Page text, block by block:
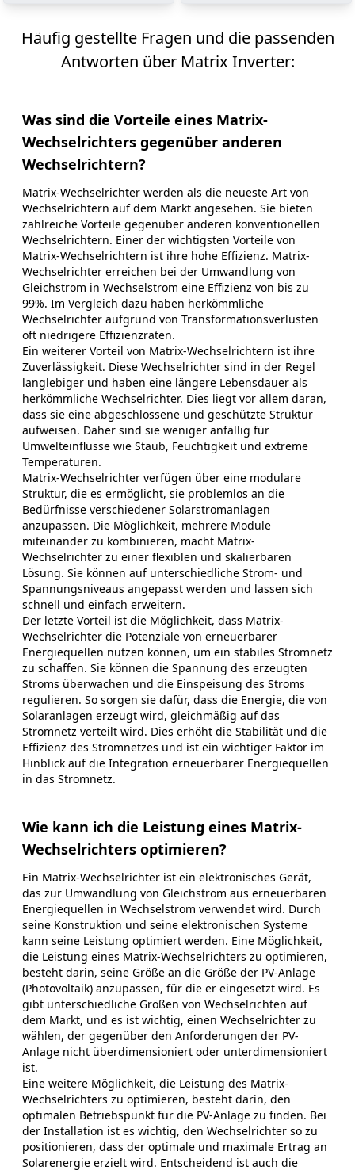
Häufig gestellte Fragen und die passenden
Antworten über Matrix Inverter:
Was sind die Vorteile eines Matrix-
Wechselrichters gegenüber anderen
Wechselrichtern?
Matrix-Wechselrichter werden als die neueste Art von
Wechselrichtern auf dem Markt angesehen. Sie bieten
zahlreiche Vorteile gegenüber anderen konventionellen
Wechselrichtern. Einer der wichtigsten Vorteile von
Matrix-Wechselrichtern ist ihre hohe Effizienz. Matrix-
Wechselrichter erreichen bei der Umwandlung von
Gleichstrom in Wechselstrom eine Effizienz von bis zu
99%. Im Vergleich dazu haben herkömmliche
Wechselrichter aufgrund von Transformationsverlusten
oft niedrigere Effizienzraten.
Ein weiterer Vorteil von Matrix-Wechselrichtern ist ihre
Zuverlässigkeit. Diese Wechselrichter sind in der Regel
langlebiger und haben eine längere Lebensdauer als
herkömmliche Wechselrichter. Dies liegt vor allem daran,
dass sie eine abgeschlossene und geschützte Struktur
aufweisen. Daher sind sie weniger anfällig für
Umwelteinflüsse wie Staub, Feuchtigkeit und extreme
Temperaturen.
Matrix-Wechselrichter verfügen über eine modulare
Struktur, die es ermöglicht, sie problemlos an die
Bedürfnisse verschiedener Solarstromanlagen
anzupassen. Die Möglichkeit, mehrere Module
miteinander zu kombinieren, macht Matrix-
Wechselrichter zu einer flexiblen und skalierbaren
Lösung. Sie können auf unterschiedliche Strom- und
Spannungsniveaus angepasst werden und lassen sich
schnell und einfach erweitern.
Der letzte Vorteil ist die Möglichkeit, dass Matrix-
Wechselrichter die Potenziale von erneuerbarer
Energiequellen nutzen können, um ein stabiles Stromnetz
zu schaffen. Sie können die Spannung des erzeugten
Stroms überwachen und die Einspeisung des Stroms
regulieren. So sorgen sie dafür, dass die Energie, die von
Solaranlagen erzeugt wird, gleichmäßig auf das
Stromnetz verteilt wird. Dies erhöht die Stabilität und die
Effizienz des Stromnetzes und ist ein wichtiger Faktor im
Hinblick auf die Integration erneuerbarer Energiequellen
in das Stromnetz.
Wie kann ich die Leistung eines Matrix-
Wechselrichters optimieren?
Ein Matrix-Wechselrichter ist ein elektronisches Gerät,
das zur Umwandlung von Gleichstrom aus erneuerbaren
Energiequellen in Wechselstrom verwendet wird. Durch
seine Konstruktion und seine elektronischen Systeme
kann seine Leistung optimiert werden. Eine Möglichkeit,
die Leistung eines Matrix-Wechselrichters zu optimieren,
besteht darin, seine Größe an die Größe der PV-Anlage
(Photovoltaik) anzupassen, für die er eingesetzt wird. Es
gibt unterschiedliche Größen von Wechselrichten auf
dem Markt, und es ist wichtig, einen Wechselrichter zu
wählen, der gegenüber den Anforderungen der PV-
Anlage nicht überdimensioniert oder unterdimensioniert
ist.
Eine weitere Möglichkeit, die Leistung des Matrix-
Wechselrichters zu optimieren, besteht darin, den
optimalen Betriebspunkt für die PV-Anlage zu finden. Bei
der Installation ist es wichtig, den Wechselrichter so zu
positionieren, dass der optimale und maximale Ertrag an
Solarenergie erzielt wird. Entscheidend ist auch die